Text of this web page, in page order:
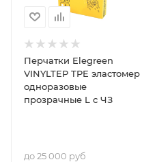
Перчатки Elegreen
VINYLTEP TPE эластомер
одноразовые
прозрачные L с ЧЗ
до 25 000 руб